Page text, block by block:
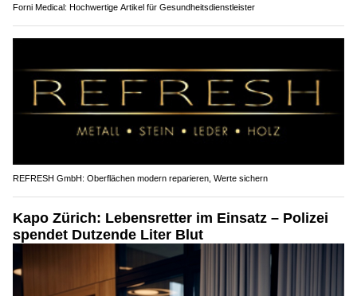
Forni Medical: Hochwertige Artikel für Gesundheitsdienstleister
REFRESH GmbH: Oberflächen modern reparieren, Werte sichern
Kapo Zürich: Lebensretter im Einsatz – Polizei
spendet Dutzende Liter Blut